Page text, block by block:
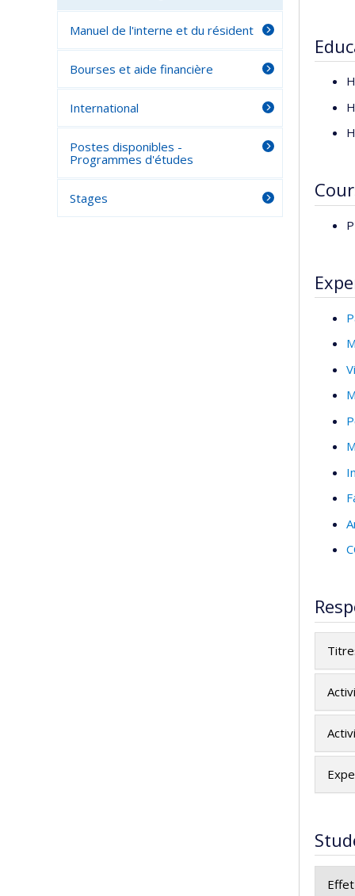
Manuel de l'interne et du résident
Bourses et aide financière
International
Postes disponibles -
Programmes d'études
Stages